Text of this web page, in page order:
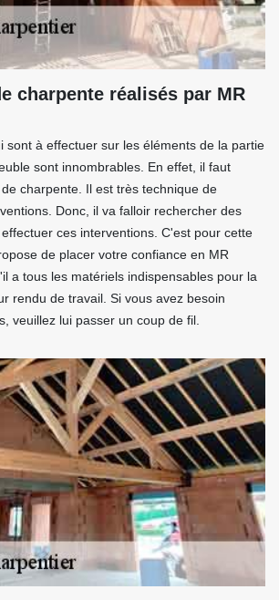
charpente réalisés par MR
sont à effectuer sur les éléments de la partie
sont innombrables. En effet, il faut
charpente. Il est très technique de
Donc, il va falloir rechercher des
ces interventions. C'est pour cette
de placer votre confiance en MR
a tous les matériels indispensables pour la
rendu de travail. Si vous avez besoin
veuillez lui passer un coup de fil.